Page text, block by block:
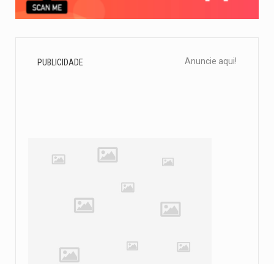
PUBLICIDADE Anuncie aqui!